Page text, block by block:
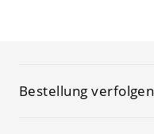
Bestellung verfolgen